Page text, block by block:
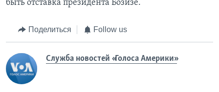
быть отставка президента Бозизе.
Поделиться Follow us
Служба новостей «Голоса Америки»